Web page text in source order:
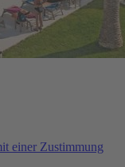
einer Zustimmung